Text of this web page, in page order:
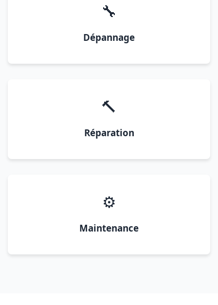
🔧
Dépannage
🔨
Réparation
⚙️
Maintenance